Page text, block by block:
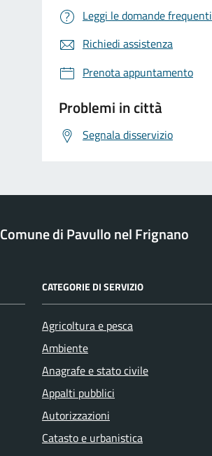
Leggi le domande frequenti
Richiedi assistenza
Prenota appuntamento
Problemi in città
Segnala disservizio
Comune di Pavullo nel Frignano
CATEGORIE DI SERVIZIO
Agricoltura e pesca
Ambiente
Anagrafe e stato civile
Appalti pubblici
Autorizzazioni
Catasto e urbanistica